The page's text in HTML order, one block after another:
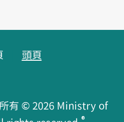
頭頁
有 © 2026 Ministry of
®